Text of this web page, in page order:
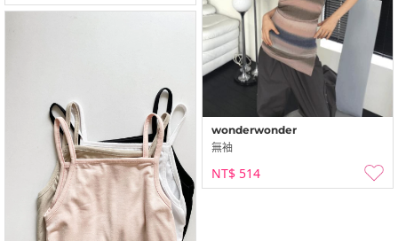
wonderwonder
無袖
NT$ 514